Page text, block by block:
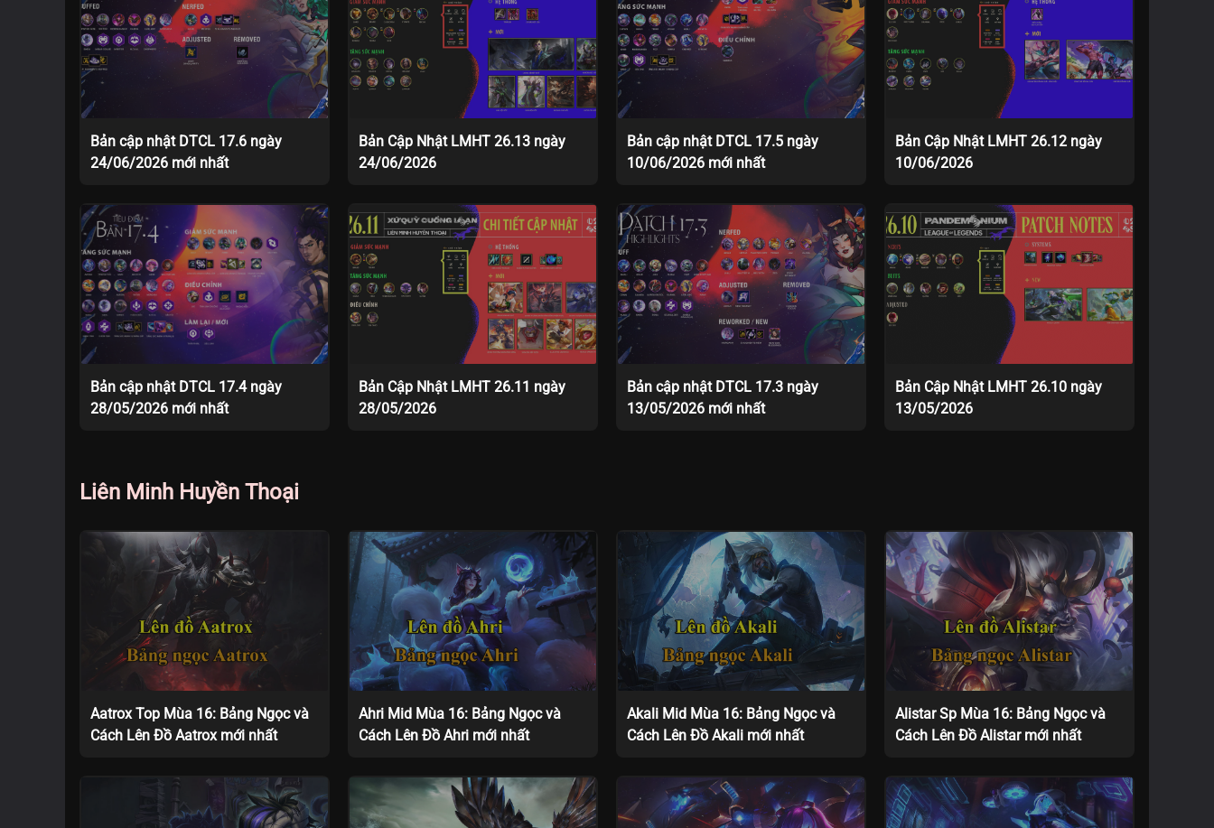
Bản cập nhật DTCL 17.6 ngày
24/06/2026 mới nhất
Bản Cập Nhật LMHT 26.13 ngày
24/06/2026
Bản cập nhật DTCL 17.5 ngày
10/06/2026 mới nhất
Bản Cập Nhật LMHT 26.12 ngày
10/06/2026
Bản cập nhật DTCL 17.4 ngày
28/05/2026 mới nhất
Bản Cập Nhật LMHT 26.11 ngày
28/05/2026
Bản cập nhật DTCL 17.3 ngày
13/05/2026 mới nhất
Bản Cập Nhật LMHT 26.10 ngày
13/05/2026
Liên Minh Huyền Thoại
Aatrox Top Mùa 16: Bảng Ngọc và
Cách Lên Đồ Aatrox mới nhất
Ahri Mid Mùa 16: Bảng Ngọc và
Cách Lên Đồ Ahri mới nhất
Akali Mid Mùa 16: Bảng Ngọc và
Cách Lên Đồ Akali mới nhất
Alistar Sp Mùa 16: Bảng Ngọc và
Cách Lên Đồ Alistar mới nhất